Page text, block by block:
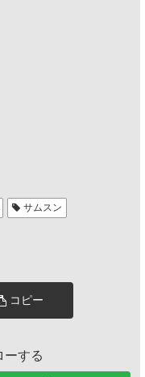
サムスン
コピー
ーする